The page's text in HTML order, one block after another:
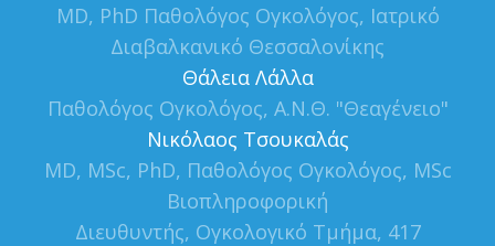
MD, PhD Παθολόγος Ογκολόγος, Ιατρικό
Διαβαλκανικό Θεσσαλονίκης
Θάλεια Λάλλα
Παθολόγος Ογκολόγος, Α.Ν.Θ. "Θεαγένειο"
Νικόλαος Τσουκαλάς
MD, MSc, PhD, Παθολόγος Ογκολόγος, MSc
Βιοπληροφορική
Διευθυντής, Ογκολογικό Τμήμα, 417